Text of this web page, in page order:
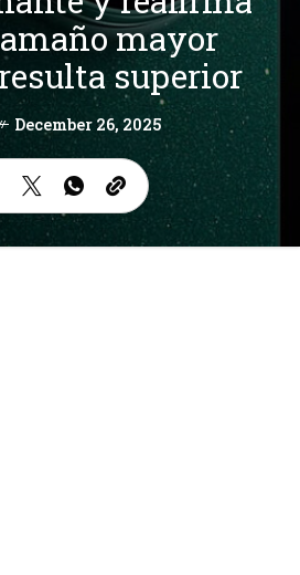
mayor
superior
December 26, 2025